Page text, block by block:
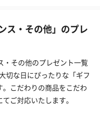
ス・その他」のプレ
・その他のプレゼント一覧
切な日にぴったりな「ギフ
こだわりの商品をこだわ
ご対応いたします。